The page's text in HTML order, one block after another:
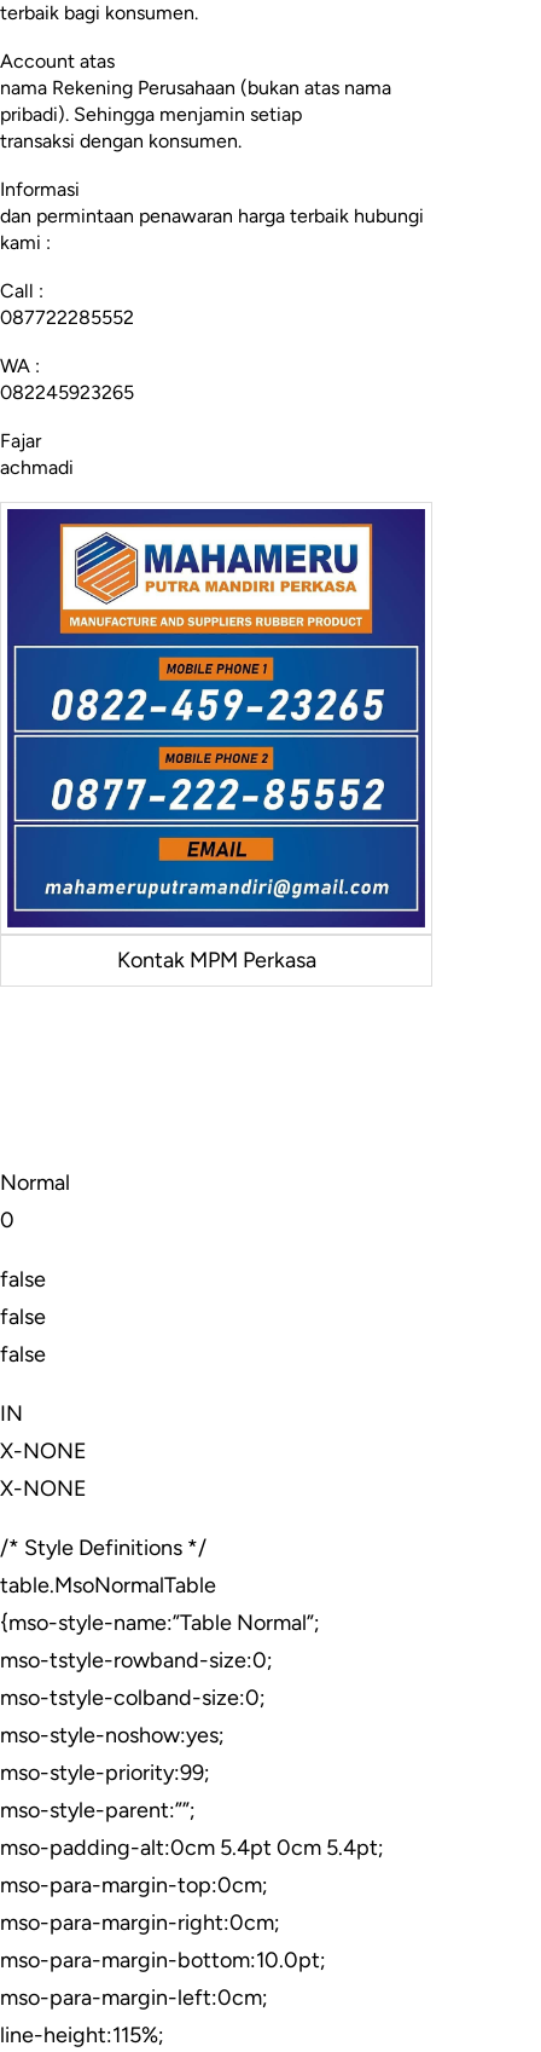
terbaik bagi konsumen.
Account atas
nama Rekening Perusahaan (bukan atas nama
pribadi). Sehingga menjamin setiap
transaksi dengan konsumen.
Informasi
dan permintaan penawaran harga terbaik hubungi
kami :
Call :
087722285552
WA :
082245923265
Fajar
achmadi
Kontak MPM Perkasa
Normal
0
false
false
false
IN
X-NONE
X-NONE
/* Style Definitions */
table.MsoNormalTable
{mso-style-name:”Table Normal”;
mso-tstyle-rowband-size:0;
mso-tstyle-colband-size:0;
mso-style-noshow:yes;
mso-style-priority:99;
mso-style-parent:””;
mso-padding-alt:0cm 5.4pt 0cm 5.4pt;
mso-para-margin-top:0cm;
mso-para-margin-right:0cm;
mso-para-margin-bottom:10.0pt;
mso-para-margin-left:0cm;
line-height:115%;